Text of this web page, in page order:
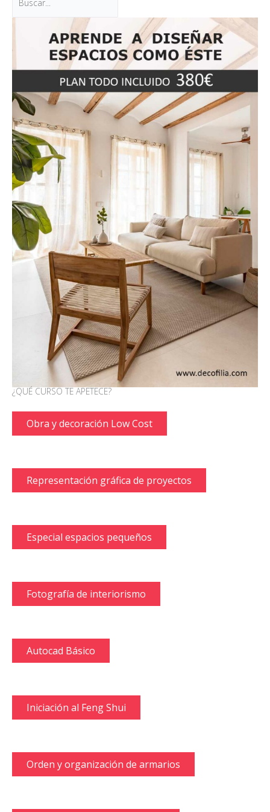
¿QUÉ CURSO TE APETECE?
Obra y decoración Low Cost
Representación gráfica de proyectos
Especial espacios pequeños
Fotografía de interiorismo
Autocad Básico
Iniciación al Feng Shui
Orden y organización de armarios